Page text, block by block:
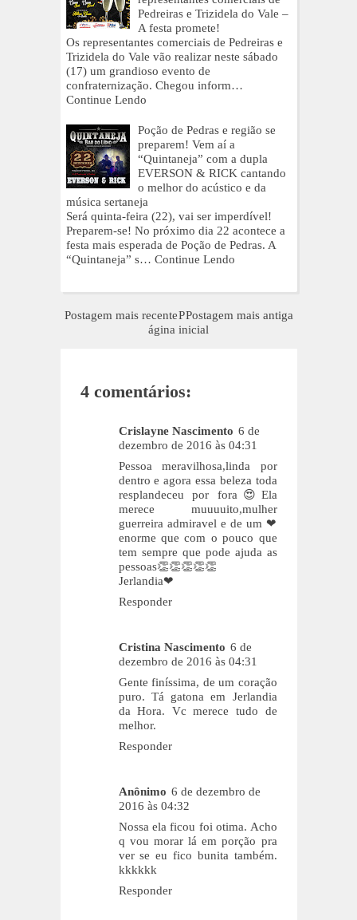
Pedreiras e Trizidela do Vale –
A festa promete!
Os representantes comerciais de Pedreiras e
Trizidela do Vale vão realizar neste sábado
(17) um grandioso evento de
confraternização. Chegou inform…
Continue Lendo
Poção de Pedras e região se
preparem! Vem aí a
“Quintaneja” com a dupla
EVERSON & RICK cantando
o melhor do acústico e da
música sertaneja
Será quinta-feira (22), vai ser imperdível!
Preparem-se! No próximo dia 22 acontece a
festa mais esperada de Poção de Pedras. A
“Quintaneja” s… Continue Lendo
Postagem mais recente Postagem mais antiga
P
ágina inicial
4 comentários:
Crislayne Nascimento 6 de
dezembro de 2016 às 04:31
Pessoa meravilhosa,linda por
dentro e agora essa beleza toda
resplandeceu por fora😍Ela
merece muuuuito,mulher
guerreira admiravel e de um ❤
enorme que com o pouco que
tem sempre que pode ajuda as
pessoas👏👏👏👏👏
Jerlandia❤
Responder
Cristina Nascimento 6 de
dezembro de 2016 às 04:31
Gente finíssima, de um coração
puro. Tá gatona em Jerlandia
da Hora. Vc merece tudo de
melhor.
Responder
Anônimo 6 de dezembro de
2016 às 04:32
Nossa ela ficou foi otima. Acho
q vou morar lá em porção pra
ver se eu fico bunita também.
kkkkkk
Responder